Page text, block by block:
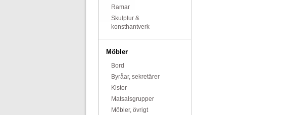
Ramar
Skulptur &
konsthantverk
Möbler
Bord
Byråar, sekretärer
Kistor
Matsalsgrupper
Möbler, övrigt